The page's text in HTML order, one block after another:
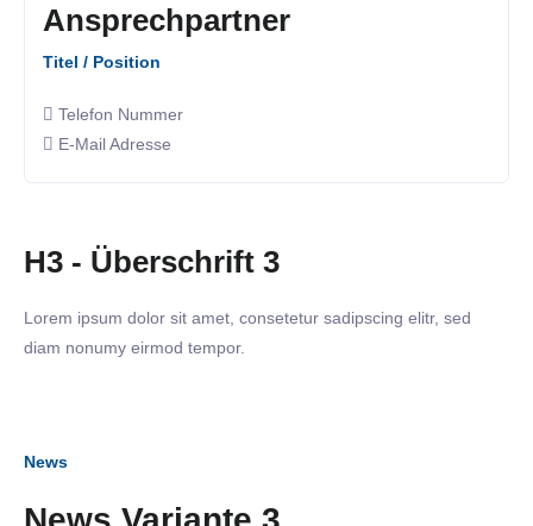
Ansprechpartner
Titel / Position
Telefon Nummer
E-Mail Adresse
H3 - Überschrift 3
Lorem ipsum dolor sit amet, consetetur sadipscing elitr, sed
diam nonumy eirmod tempor.
News